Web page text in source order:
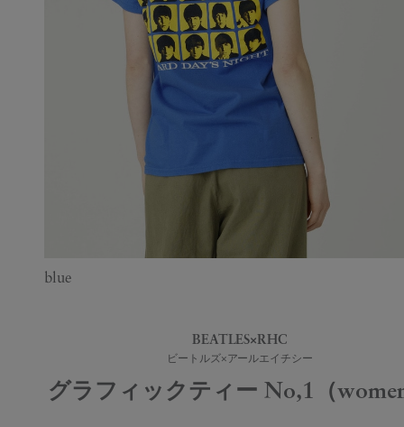
blue
BEATLES×RHC
ビートルズ×アールエイチシー
グラフィックティー No,1（